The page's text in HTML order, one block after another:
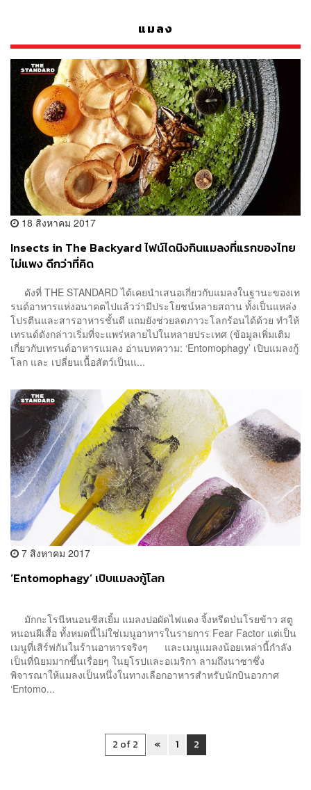
แมลง
18 สิงหาคม 2017
Insects in The Backyard ไฟน์ไดนิงกินแมลงที่แรกของไทย
ไม่แพง ดีกว่าที่คิด
ดังที่ THE STANDARD ได้เคยนำเสนอเกี่ยวกับแมลงในฐานะของเท
รนด์อาหารแห่งอนาคตไปแล้วว่ามีประโยชน์หลายสถาน ทั้งเป็นแหล่ง
โปรตีนและสารอาหารชั้นดี แถมยังช่วยลดภาวะโลกร้อนได้ด้วย ทำให้
เทรนด์ดังกล่าวเริ่มที่จะแพร่หลายไปในหลายประเทศ (ข้อมูลเพิ่มเติม
เกี่ยวกับเทรนด์อาหารแมลง อ่านบทความ: ‘Entomophagy’ เปิบแมลงกู้
โลก และ เปลี่ยนเนื้อสัตว์เป็นแ...
7 สิงหาคม 2017
‘Entomophagy’ เปิบแมลงกู้โลก
มักกะโรนีหนอนชีสเยิ้ม แมลงปอผัดไฟแดง จิ้งหรีดป่นโรยข้าว สตู
หนอนผีเสื้อ ทั้งหมดนี้ไม่ใช่เมนูอาหารในรายการ Fear Factor แต่เป็น
เมนูที่เสิร์ฟกันในร้านอาหารจริงๆ และเมนูแมลงน้อยเหล่านี้กำลัง
เป็นที่นิยมมากขึ้นเรื่อยๆ ในยุโรปและอเมริกา ลามถึงนาซาซึ่ง
พิจารณาให้แมลงเป็นหนึ่งในทางเลือกอาหารสำหรับนักบินอวกาศ
‘Entomo...
2 of 2 « 1 2